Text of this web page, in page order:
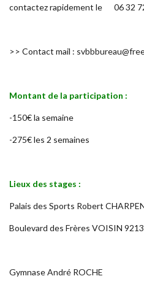
contactez rapidement le 06 32
>> Contact mail :
Montant de la participation :
-150€ la semaine
-275€ les 2 semaines
Lieux des stages :
Palais des Sports Robert
Boulevard des Frères VOISIN
Gymnase André ROCHE